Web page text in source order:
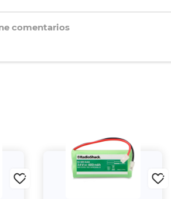
comentarios